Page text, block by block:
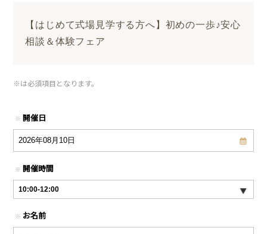
【はじめて式場見学する方へ】初めの一歩♪安心
相談＆体験フェア
※は必須項目となります。
※ 開催日
※ 開催時間
※ お名前